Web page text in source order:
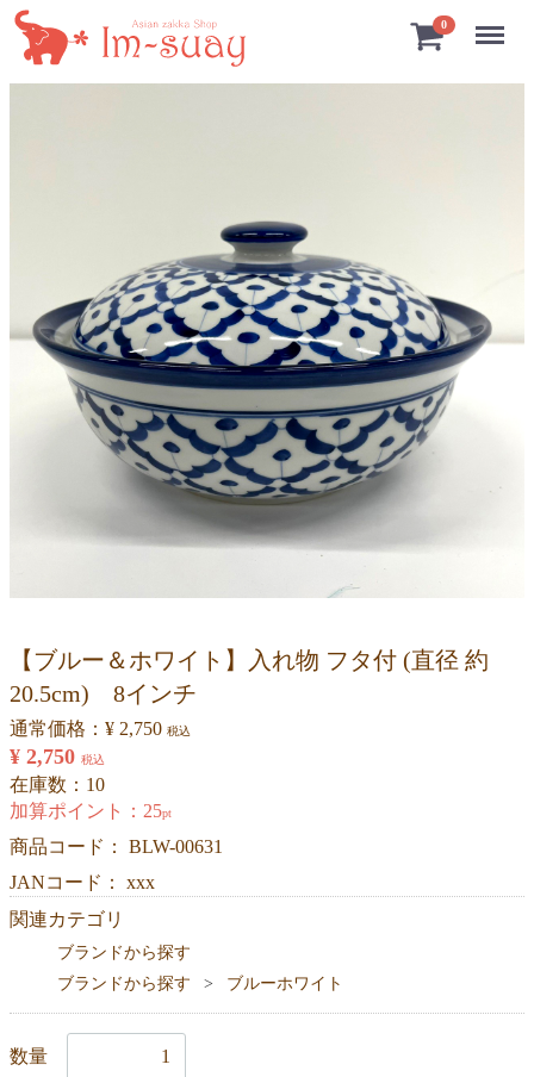
0 Menu
【ブルー＆ホワイト】入れ物 フタ付 (直径 約
20.5cm) 8インチ
通常価格： ¥ 2,750 税込
¥ 2,750 税込
在庫数：10
加算ポイント： 25pt
商品コード： BLW-00631
JANコード： xxx
関連カテゴリ
ブランドから探す
ブランドから探す
ブルーホワイト
数量